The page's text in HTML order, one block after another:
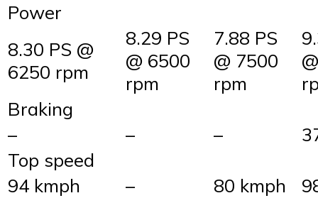
Power
8.30 PS @
6250 rpm
8.29 PS
@ 6500
rpm
7.88 PS
@ 7500
rpm
Braking
–
– –
Top speed
94 kmph
– 80 kmph